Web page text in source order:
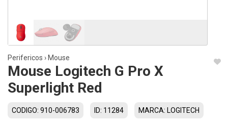
Perifericos › Mouse
Mouse Logitech G Pro X
Superlight Red
CODIGO: 910-006783 ID: 11284 MARCA: LOGITECH